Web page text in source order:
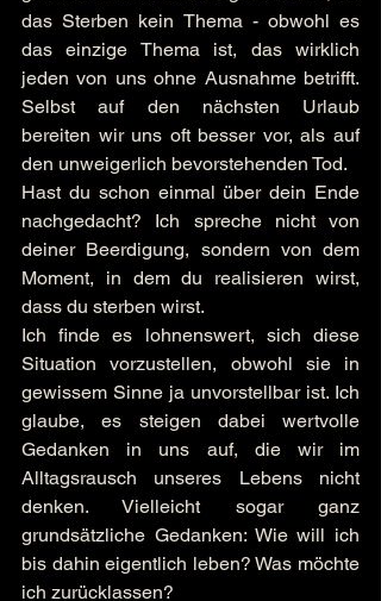
das Sterben kein Thema - obwohl es
das einzige Thema ist, das wirklich
jeden von uns ohne Ausnahme betrifft.
Selbst auf den nächsten Urlaub
bereiten wir uns oft besser vor, als auf
den unweigerlich bevorstehenden Tod.
Hast du schon einmal über dein Ende
nachgedacht? Ich spreche nicht von
deiner Beerdigung, sondern von dem
Moment, in dem du realisieren wirst,
dass du sterben wirst.
Ich finde es lohnenswert, sich diese
Situation vorzustellen, obwohl sie in
gewissem Sinne ja unvorstellbar ist. Ich
glaube, es steigen dabei wertvolle
Gedanken in uns auf, die wir im
Alltagsrausch unseres Lebens nicht
denken. Vielleicht sogar ganz
grundsätzliche Gedanken: Wie will ich
bis dahin eigentlich leben? Was möchte
ich zurücklassen?